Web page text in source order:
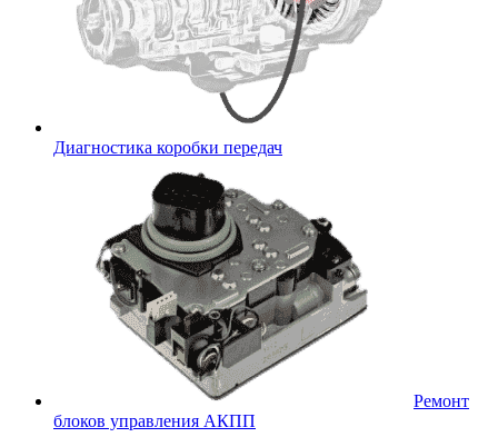
Диагностика коробки передач
Ремонт
блоков управления АКПП